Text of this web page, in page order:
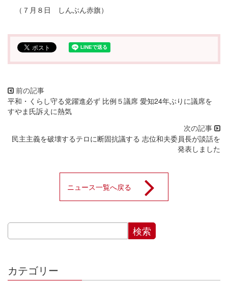
（７月８日 しんぶん赤旗）
平和・くらし守る党躍進必ず 比例５議席 愛知24年ぶりに議席を
すやま氏訴えに熱気
民主主義を破壊するテロに断固抗議する 志位和夫委員長が談話を
発表しました
ニュース一覧へ戻る
カテゴリー